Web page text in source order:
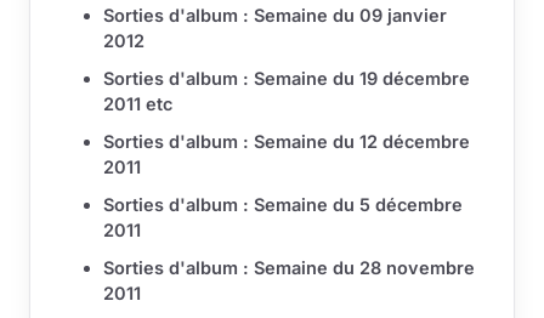
Sorties d'album : Semaine du 09 janvier
2012
Sorties d'album : Semaine du 19 décembre
2011 etc
Sorties d'album : Semaine du 12 décembre
2011
Sorties d'album : Semaine du 5 décembre
2011
Sorties d'album : Semaine du 28 novembre
2011